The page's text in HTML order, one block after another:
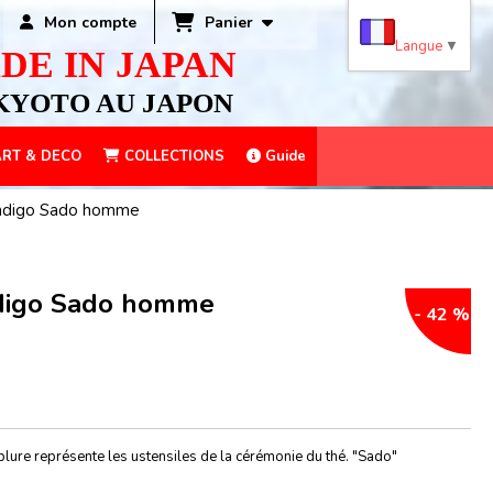
IN JAPAN
AU JAPON
Mon compte Panier
& DECO COLLECTIONS Guide
Sado homme
Sado homme - 42 %
représente les ustensiles de la cérémonie du thé. "Sado"
Langue ▼